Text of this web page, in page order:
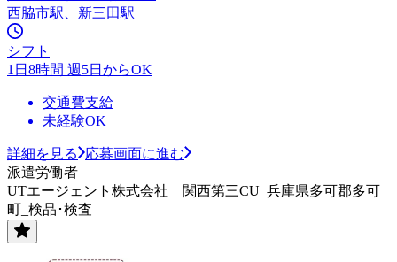
西脇市駅、新三田駅
シフト
1日8時間 週5日からOK
交通費支給
未経験OK
詳細を見る
応募画面に進む
派遣労働者
UTエージェント株式会社 関西第三CU_兵庫県多可郡多可
町_検品･検査